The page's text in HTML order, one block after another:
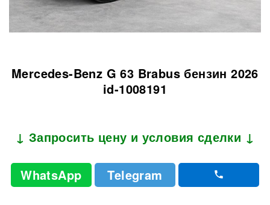
Mercedes-Benz G 63 Brabus бензин 2026
id-1008191
↓ Запросить цену и условия сделки ↓
WhatsApp Telegram